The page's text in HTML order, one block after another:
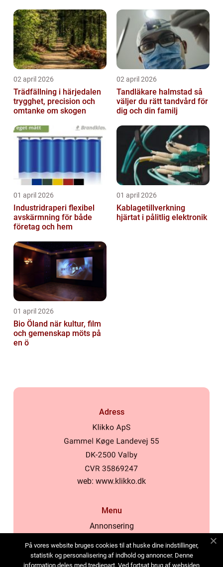
02 april 2026
Trädfällning i härjedalen
trygghet, precision och
omtanke om skogen
02 april 2026
Tandläkare halmstad så
väljer du rätt tandvård för
dig och din familj
01 april 2026
Industridraperi flexibel
avskärmning för både
företag och hem
01 april 2026
Kablagetillverkning
hjärtat i pålitlig elektronik
01 april 2026
Bio Öland när kultur, film
och gemenskap möts på
en ö
Adress
web: www.klikko.dk
Menu
Annonsering
Cookies
På vores website bruges cookies til at huske dine indstillinger,
statistik og personalisering af indhold og annoncer. Denne
information deles med tredjepart. Ved fortsat brug af websiden